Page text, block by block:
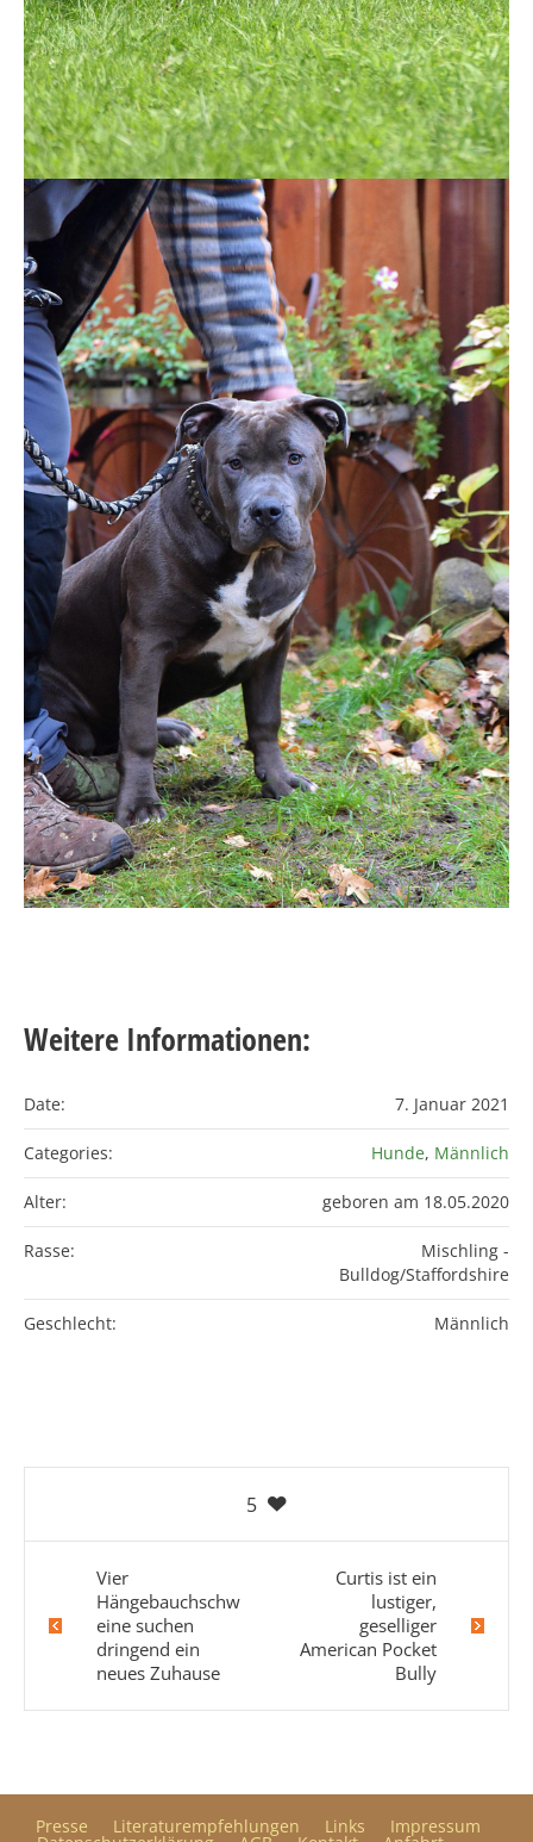
Weitere Informationen:
Date: 7. Januar 2021
Categories: Hunde, Männlich
Alter: geboren am 18.05.2020
Rasse:
Mischling -
Bulldog/Staffordshire
Geschlecht: Männlich
5
Vier
Hängebauchschw
eine suchen
dringend ein
neues Zuhause
Curtis ist ein
lustiger,
geselliger
American Pocket
Bully
Presse Literaturempfehlungen Links Impressum